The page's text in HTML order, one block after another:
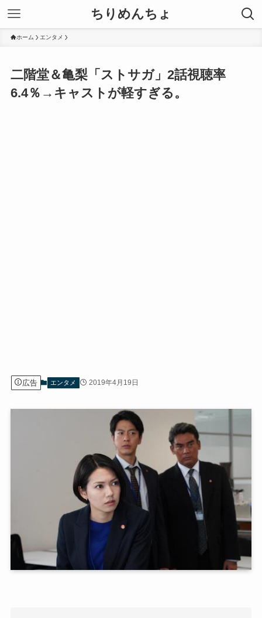
ちりめんちょ
ホーム エンタメ
二階堂＆亀梨「ストサガ」2話視聴率
6.4％→キャストが軽すぎる。
広告 エンタメ 2019年4月19日